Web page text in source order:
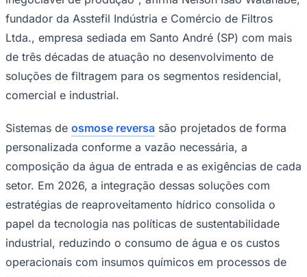
Juventude
Ltda., empresa sediada em Santo André (SP) com mais
de três décadas de atuação no desenvolvimento de
soluções de filtragem para os segmentos residencial,
comercial e industrial.
Sistemas deosmose reversa
composição da água de entrada e as exigências de cada
setor. Em 2026, a integração dessas soluções com
estratégias de reaproveitamento hídrico consolida o
papel da tecnologia nas políticas de sustentabilidade
industrial, reduzindo o consumo de água e os custos
operacionais com insumos químicos em processos de
tratamento convencional.